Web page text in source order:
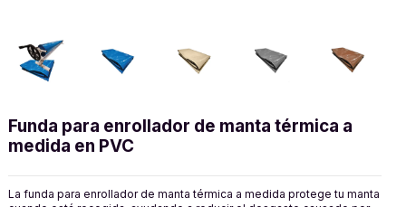
Funda para enrollador de manta térmica a
medida en PVC
La funda para enrollador de manta térmica a medida protege tu manta